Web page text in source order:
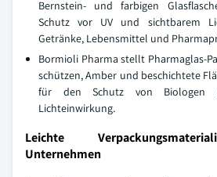
Bernstein- und farbigen
Schutz vor UV und sichtbarem
Getränke, Lebensmittel und
Bormioli Pharma stellt Pharmaglas-
schützen, Amber und beschichtete
für den Schutz von Biologen
Lichteinwirkung.
Leichte
Unternehmen